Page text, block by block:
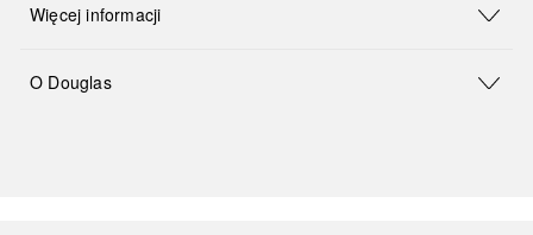
Więcej informacji
O Douglas